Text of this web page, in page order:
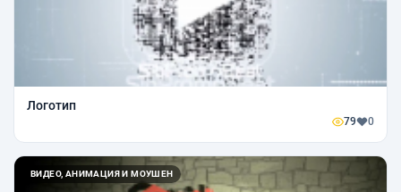
Логотип
79 0
ВИДЕО, АНИМАЦИЯ И МОУШЕН